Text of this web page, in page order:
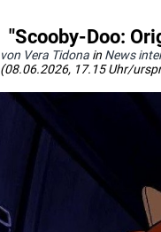
"Scooby-Doo:
von Vera Tidona in News
(08.06.2026, 17.15 Uhr/